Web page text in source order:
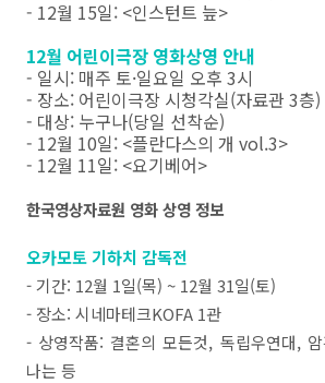
- 12월 15일: <인스턴트 늪>
12월 어린이극장 영화상영 안내
- 일시: 매주 토·일요일 오후 3시
- 장소: 어린이극장 시청각실(자료관 3층)
- 대상: 누구나(당일 선착순)
- 12월 10일: <플란다스의 개 vol.3>
- 12월 11일: <요기베어>
한국영상자료원 영화 상영 정보
오카모토 기하치 감독전
- 기간: 12월 1일(목) ~ 12월 31일(토)
- 장소: 시네마테크KOFA 1관
- 상영작품: 결혼의 모든것, 독립우연대,
나는 등